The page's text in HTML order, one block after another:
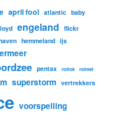
april fool atlantic baby
engeland flickr
hemmeland ijs
pentax rolfok rolreef
superstorm vertrekkers
voorspelling